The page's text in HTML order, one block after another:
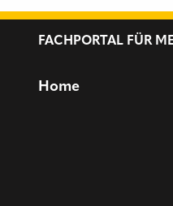
FACHPORTAL FÜR
Home